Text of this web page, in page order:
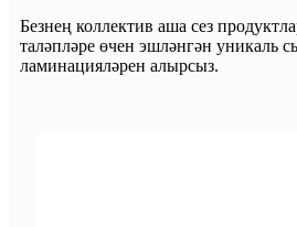
Безнең коллектив аша сез
таләпләре өчен эшләнгән уникаль
ламинацияләрен алырсыз.